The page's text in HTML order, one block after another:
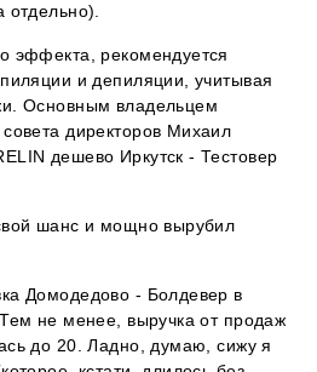
отдельно).
эффекта, рекомендуется
и депиляции, учитывая
Основным владельцем
директоров Михаил
дешево Иркутск - Тестовер
шанс и мощно вырубил
Домодедово - Болдевер в
не менее, выручка от продаж
до 20. Ладно, думаю, сижу я